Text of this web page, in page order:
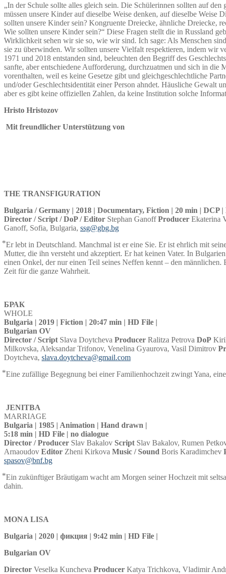
„In der Schule sollte alles gleich sein. Die Schülerinnen sollten auf
müssen unsere Kinder auf dieselbe Weise denken, auf dieselbe Weise
sollten unsere Kinder sein? Kongruente Dreiecke, ähnliche Dreiecke,
Wie sollten unsere Kinder sein?“ Diese Fragen stellt die in Russland
Wirklichkeit sehen wir sie so, wie wir sind. Ich sage: Als Menschen
sie zu überwinden. Wir sollten unsere Vielfalt respektieren, indem wir
1971 und 2018 entstanden sind, beleuchten den Begriff des
sanfte, aber entschiedene Aufforderung, durchzuatmen und sich in
vorenthalten, weil es keine Gesetze gibt und gleichgeschlechtliche
und/oder Geschlechtsidentität einer Person ahndet. Häusliche Gewalt
aber es gibt keine offiziellen Zahlen, da keine Institution solche
Hristo Hristozov
Mit freundlicher Unterstützung von
THE TRANSFIGURATION
Bulgaria / Germany | 2018 | Documentary, Fiction | 20 min | DCP
Director / Script / DoP / Editor Stephan GanoffProducer Ekaterina
Ganoff, Sofia, Bulgaria, ssg@gbg.bg
Er lebt in Deutschland. Manchmal ist er eine Sie. Er ist ehrlich mit
Mutter, die ihn versteht und akzeptiert. Er hat keinen Vater. In
einen Onkel, der nur einen Teil seines Neffen kennt – den männlichen.
Zeit für die ganze Wahrheit.
БРАК
WHOLE
Bulgaria | 2019 | Fiction | 20:47 min | HD File |
Bulgarian OV
Director / Script Slava Doytcheva Producer Ralitza Petrova DoP
Milkovska, Aleksandar Trifonov, Venelina Gyaurova, Vasil Dimitrov
Doytcheva, slava.doytcheva@gmail.com
Eine zufällige Begegnung bei einer Familienhochzeit zwingt Yana,
JENITBA
MARRIAGE
Bulgaria | 1985 | Animation | Hand drawn |
5:18 min | HD File | no dialogue
Director / Producer Slav Bakalov Script Slav Bakalov, Rumen
Arnaoudov Editor Zheni Kirkova Music / Sound Boris Karadimchev
spasov@bnf.bg
Ein zukünftiger Bräutigam wacht am Morgen seiner Hochzeit mit
dahin.
MONA LISA
Bulgaria | 2020 | фикция | 9:42 min | HD File |
Bulgarian OV
Director Veselka Kuncheva Producer Katya Trichkova, Vladimir